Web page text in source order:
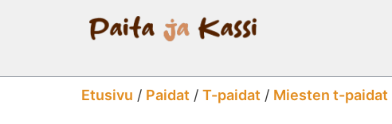
Etusivu / Paidat / T-paidat / Miesten t-paidat